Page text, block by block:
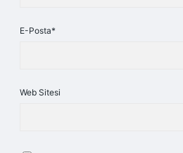
E-Posta*
Web Sitesi